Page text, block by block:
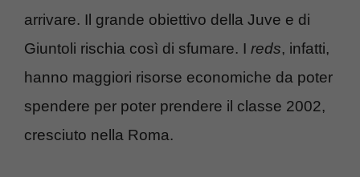
arrivare. Il grande obiettivo della Juve e di
Giuntoli rischia così di sfumare. I reds, infatti,
hanno maggiori risorse economiche da poter
spendere per poter prendere il classe 2002,
cresciuto nella Roma.